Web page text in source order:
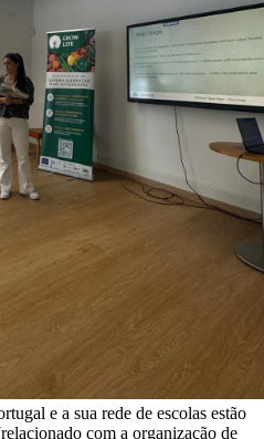
e a sua rede de escolas estão
com a organização de